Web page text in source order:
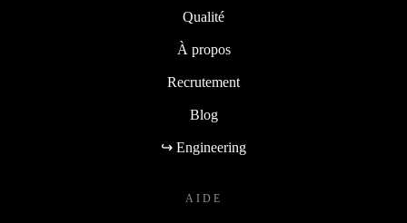
Qualité
À propos
Recrutement
Blog
↪ Engineering
AIDE